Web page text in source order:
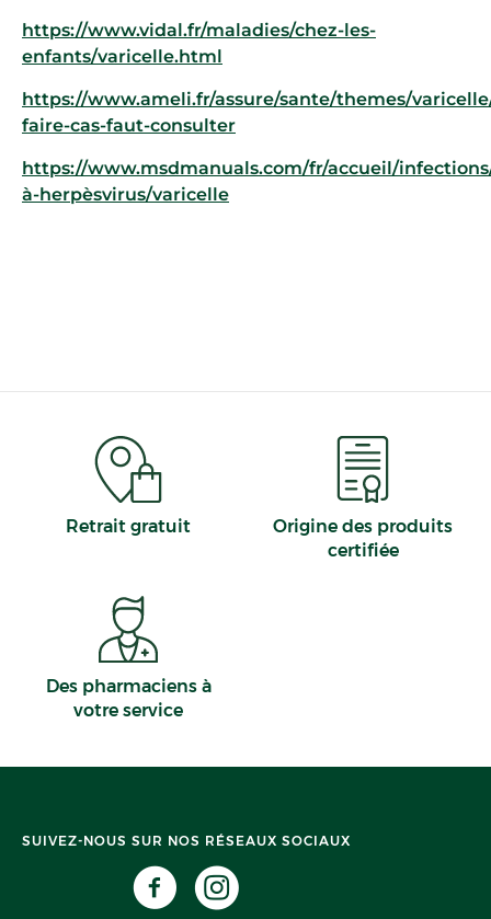
https://www.vidal.fr/maladies/chez-les-
enfants/varicelle.html
https://www.ameli.fr/assure/sante/themes/
faire-cas-faut-consulter
https://www.msdmanuals.com/fr/accueil/
à-herpèsvirus/varicelle
Retrait gratuit
Origine des produits
certifiée
Des pharmaciens à
votre service
SUIVEZ-NOUS SUR NOS RÉSEAUX SOCIAUX